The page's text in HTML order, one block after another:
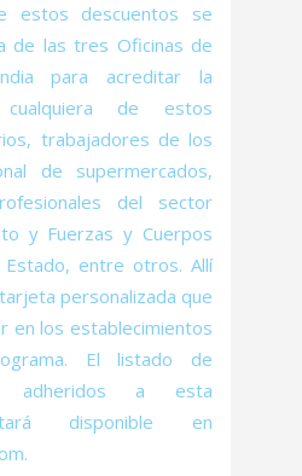
estos descuentos se
de las tres Oficinas de
para acreditar la
de estos
trabajadores de los
de supermercados,
del sector
y Fuerzas y Cuerpos
entre otros. Allí
personalizada que
en los establecimientos
El listado de
adheridos a esta
disponible en